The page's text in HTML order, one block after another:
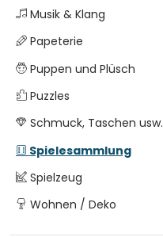
Musik & Klang
Papeterie
Puppen und Plüsch
Puzzles
Schmuck, Taschen usw.
Spielesammlung
Spielzeug
Wohnen / Deko